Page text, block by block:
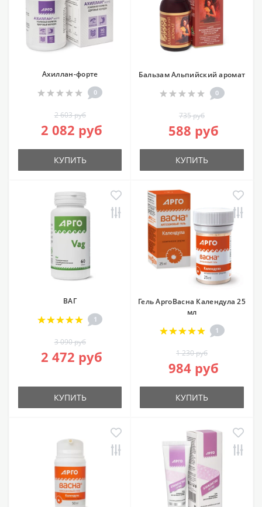
Ахиллан-форте
0
2 603 руб
2 082 руб
КУПИТЬ
Бальзам Альпийский аромат
0
735 руб
588 руб
КУПИТЬ
ВАГ
1
3 090 руб
2 472 руб
КУПИТЬ
Гель АргоВасна Календула 25
мл
1
1 230 руб
984 руб
КУПИТЬ